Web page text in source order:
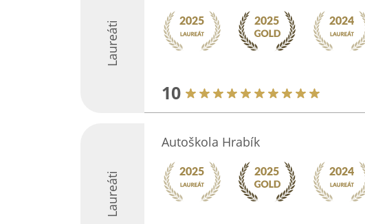
Laureáti
10
Laureáti
Autoškola Hrabík